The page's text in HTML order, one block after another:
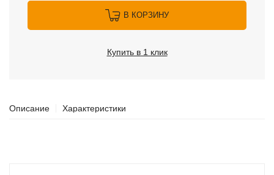
В КОРЗИНУ
Купить в 1 клик
Описание Характеристики